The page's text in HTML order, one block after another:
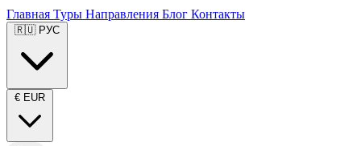
Главная Туры Направления Блог Контакты
🇷🇺 РУС
€ EUR